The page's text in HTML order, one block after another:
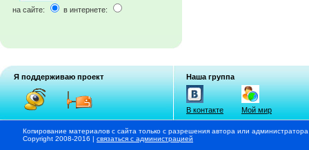
на сайте: в интернете:
Я поддерживаю проект Наша группа
В контакте Мой мир
Копирование материалов с сайта только с разрешения автора или
Copyright 2008-2016 | связаться с администрацией